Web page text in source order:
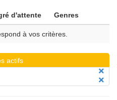
d'attente Genres
à vos critères.
actifs